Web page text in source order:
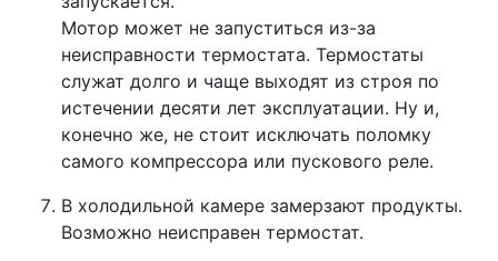
Мотор может не запуститься из-за
неисправности термостата. Термостаты
служат долго и чаще выходят из строя по
истечении десяти лет эксплуатации. Ну и,
конечно же, не стоит исключать поломку
самого компрессора или пускового реле.
В холодильной камере замерзают продукты.
Возможно неисправен термостат.